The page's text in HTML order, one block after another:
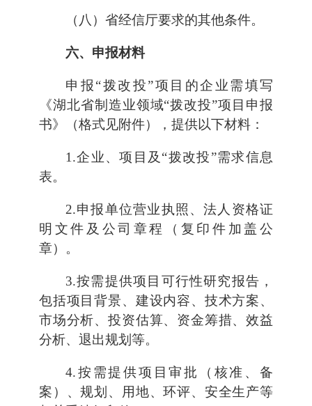
（八）省经信厅要求的其他条件。
六、申报材料
申报“拨改投”项目的企业需填写
《湖北省制造业领域“拨改投”项目申报
书》（格式见附件），提供以下材料：
1.企业、项目及“拨改投”需求信息
表。
2.申报单位营业执照、法人资格证
明文件及公司章程（复印件加盖公
章）。
3.按需提供项目可行性研究报告，
包括项目背景、建设内容、技术方案、
市场分析、投资估算、资金筹措、效益
分析、退出规划等。
4.按需提供项目审批（核准、备
案）、规划、用地、环评、安全生产等